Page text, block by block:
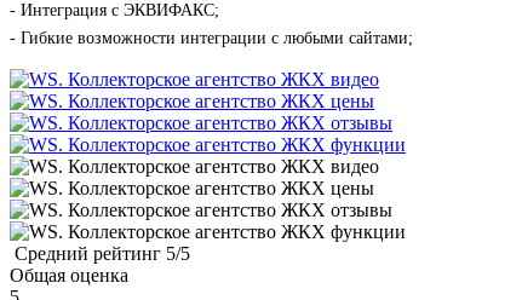
- Интеграция с ЭКВИФАКС;
- Гибкие возможности интеграции с любыми сайтами;
Средний рейтинг 5/5
Общая оценка